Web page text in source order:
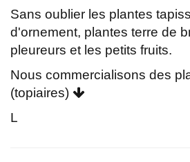
Sans oublier les plantes
d'ornement, plantes terre de
pleureurs et les petits fruits.
Nous commercialisons des
(topiaires)
L